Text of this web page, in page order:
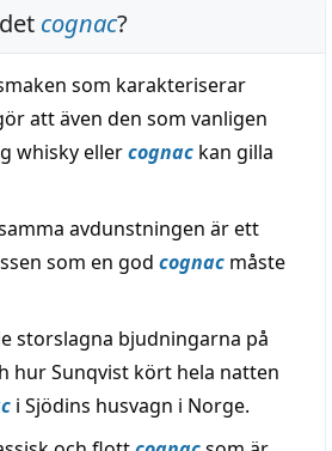
cognac?
som karakteriserar
att även den som vanligen
whisky ellercognac kan gilla
avdunstningen är ett
som en god cognac måste
storslagna bjudningarna på
hur Sunqvist kört hela natten
i Sjödins husvagn i Norge.